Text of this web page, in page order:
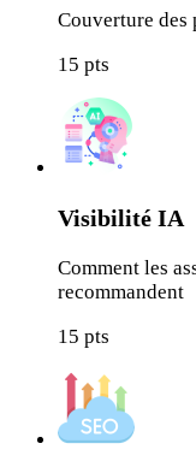
Couverture des
15 pts
Visibilité IA
Comment les
recommandent
15 pts